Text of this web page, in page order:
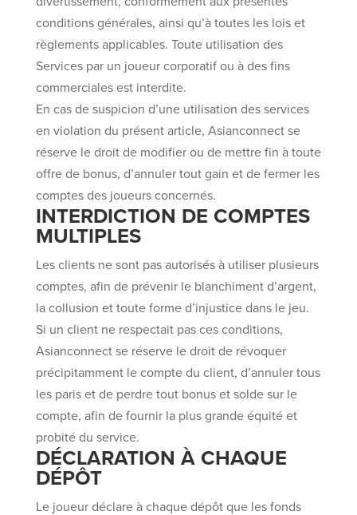
conditions générales, ainsi qu’à toutes les lois et
règlements applicables. Toute utilisation des
Services par un joueur corporatif ou à des fins
commerciales est interdite.
En cas de suspicion d’une utilisation des services
en violation du présent article, Asianconnect se
réserve le droit de modifier ou de mettre fin à toute
offre de bonus, d’annuler tout gain et de fermer les
comptes des joueurs concernés.
INTERDICTION DE COMPTES
MULTIPLES
Les clients ne sont pas autorisés à utiliser plusieurs
comptes, afin de prévenir le blanchiment d’argent,
la collusion et toute forme d’injustice dans le jeu.
Si un client ne respectait pas ces conditions,
Asianconnect se réserve le droit de révoquer
précipitamment le compte du client, d’annuler tous
les paris et de perdre tout bonus et solde sur le
compte, afin de fournir la plus grande équité et
probité du service.
DÉCLARATION À CHAQUE
DÉPÔT
Le joueur déclare à chaque dépôt que les fonds